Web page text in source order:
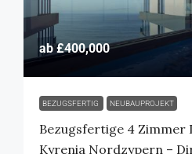
ab£400,000
BEZUGSFERTIG NEUBAUPROJEKT
Bezugsfertige 4 Zimmer
Kyrenia Nordzypern –